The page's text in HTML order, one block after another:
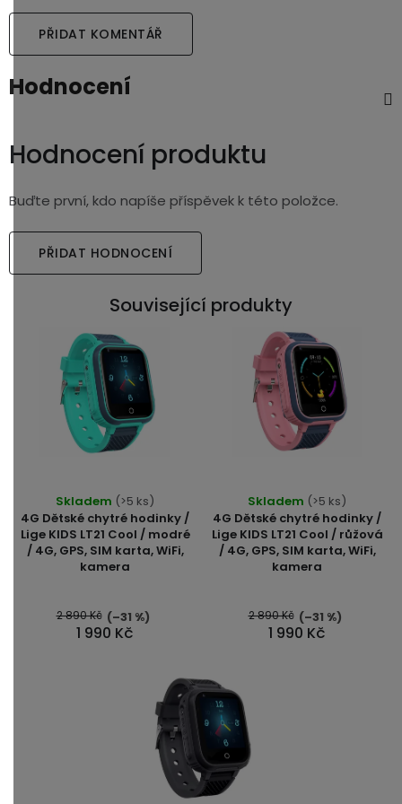
PŘIDAT KOMENTÁŘ
Hodnocení
Hodnocení produktu
Buďte první, kdo napíše příspěvek k této položce.
PŘIDAT HODNOCENÍ
Související produkty
4G Dětské chytré hodinky /
Lige KIDS LT21 Cool / modré
/ 4G, GPS, SIM karta, WiFi,
kamera
hodnocení
produktu
je
4,7
5
hvězdiček.
Skladem (>5 ks)
1 990 Kč
2 890 Kč (–31 %)
4G Dětské chytré hodinky /
Lige KIDS LT21 Cool / růžová
/ 4G, GPS, SIM karta, WiFi,
kamera
hodnocení
produktu
je
5,0
5
hvězdiček.
Skladem (>5 ks)
1 990 Kč
2 890 Kč (–31 %)